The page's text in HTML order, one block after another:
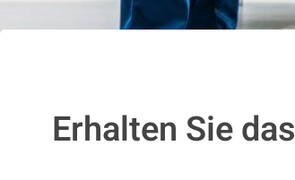
Erhalten Sie das